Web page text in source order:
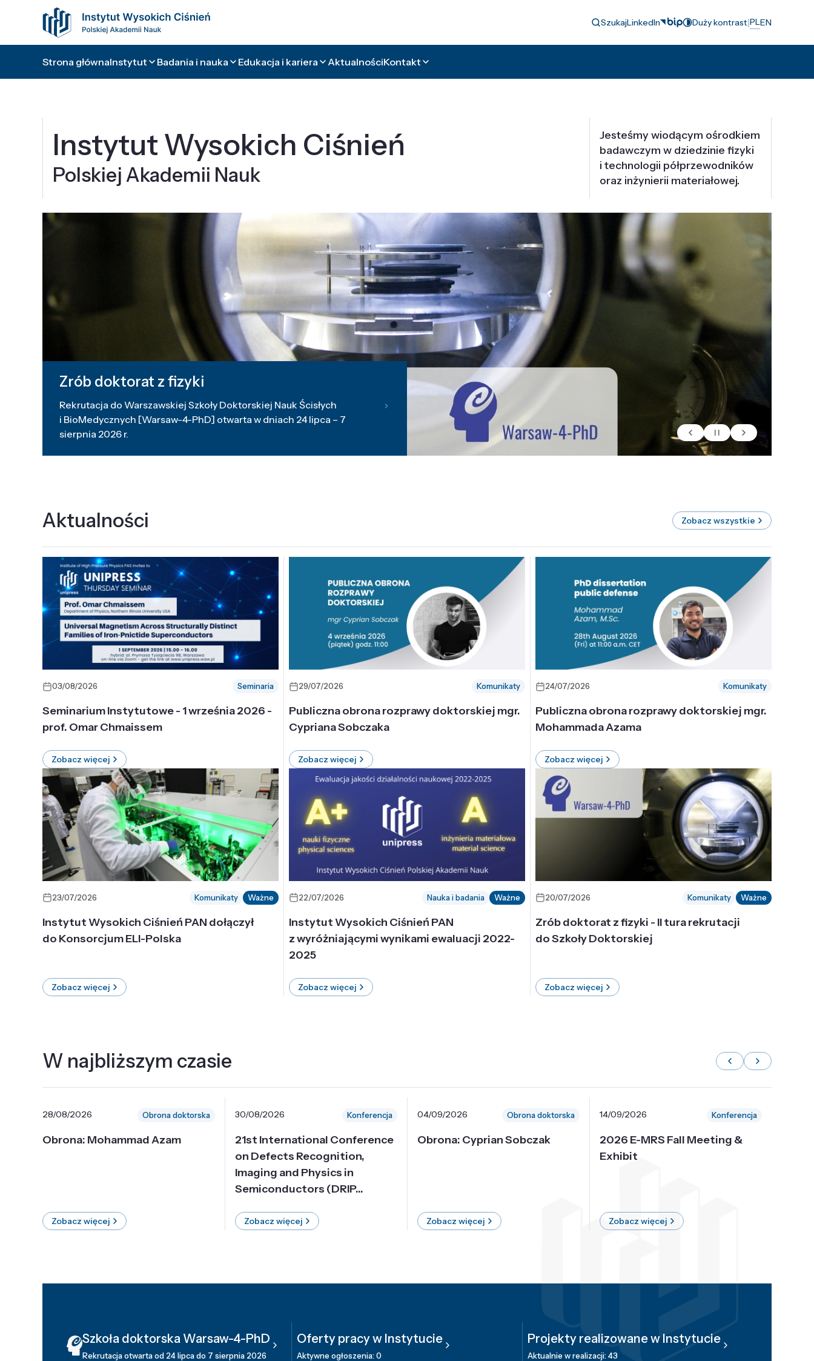
SzukajLinkedIn Duży kontrast|PLEN
Strona głównaInstytut Badania i nauka Edukacja i kariera AktualnościKontakt
Instytut Wysokich Ciśnień
Polskiej Akademii Nauk
Jesteśmy wiodącym ośrodkiem
badawczym w dziedzinie fizyki
i technologii półprzewodników
oraz inżynierii materiałowej.
Zrób doktorat z fizyki
Rekrutacja do Warszawskiej Szkoły Doktorskiej Nauk Ścisłych
i BioMedycznych [Warsaw-4-PhD] otwarta w dniach 24 lipca – 7
sierpnia 2026 r.
Aktualności Zobacz wszystkie
03/08/2026 Seminaria
Seminarium Instytutowe - 1 września 2026 -
prof. Omar Chmaissem
Zobacz więcej
29/07/2026 Komunikaty
Publiczna obrona rozprawy doktorskiej mgr.
Cypriana Sobczaka
Zobacz więcej
24/07/2026 Komunikaty
Publiczna obrona rozprawy doktorskiej mgr.
Mohammada Azama
Zobacz więcej
23/07/2026 Komunikaty Ważne
Instytut Wysokich Ciśnień PAN dołączył
do Konsorcjum ELI-Polska
Zobacz więcej
22/07/2026 Nauka i badania Ważne
Instytut Wysokich Ciśnień PAN
z wyróżniającymi wynikami ewaluacji 2022-
2025
Zobacz więcej
20/07/2026 Komunikaty Ważne
Zrób doktorat z fizyki - II tura rekrutacji
do Szkoły Doktorskiej
Zobacz więcej
W najbliższym czasie
28/08/2026 Obrona doktorska
Obrona: Mohammad Azam
Zobacz więcej
30/08/2026 Konferencja
21st International Conference
on Defects Recognition,
Imaging and Physics in
Semiconductors (DRIP...
Zobacz więcej
04/09/2026 Obrona doktorska
Obrona: Cyprian Sobczak
Zobacz więcej
14/09/2026 Konferencja
2026 E-MRS Fall Meeting &
Exhibit
Zobacz więcej
Szkoła doktorska Warsaw-4-PhD
Rekrutacja otwarta od 24 lipca do 7 sierpnia 2026
Oferty pracy w Instytucie
Aktywne ogłoszenia: 0
Projekty realizowane w Instytucie
Aktualnie w realizacji: 43